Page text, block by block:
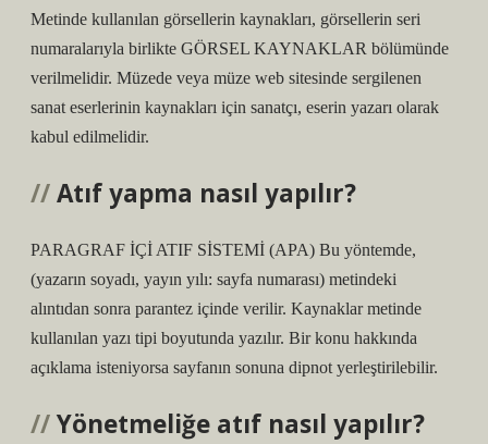
Metinde kullanılan görsellerin kaynakları, görsellerin seri
numaralarıyla birlikte GÖRSEL KAYNAKLAR bölümünde
verilmelidir. Müzede veya müze web sitesinde sergilenen
sanat eserlerinin kaynakları için sanatçı, eserin yazarı olarak
kabul edilmelidir.
Atıf yapma nasıl yapılır?
PARAGRAF İÇİ ATIF SİSTEMİ (APA) Bu yöntemde,
(yazarın soyadı, yayın yılı: sayfa numarası) metindeki
alıntıdan sonra parantez içinde verilir. Kaynaklar metinde
kullanılan yazı tipi boyutunda yazılır. Bir konu hakkında
açıklama isteniyorsa sayfanın sonuna dipnot yerleştirilebilir.
Yönetmeliğe atıf nasıl yapılır?